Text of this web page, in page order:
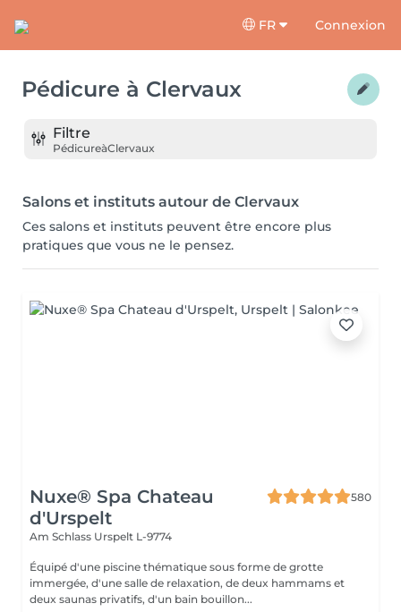
FR Connexion
Pédicure à Clervaux
Filtre
PédicureàClervaux
Salons et instituts autour de Clervaux
Ces salons et instituts peuvent être encore plus
pratiques que vous ne le pensez.
Nuxe® Spa Chateau
d'Urspelt
580
Am Schlass Urspelt L-9774
Équipé d'une piscine thématique sous forme de grotte
immergée, d'une salle de relaxation, de deux hammams et
deux saunas privatifs, d'un bain bouillon...